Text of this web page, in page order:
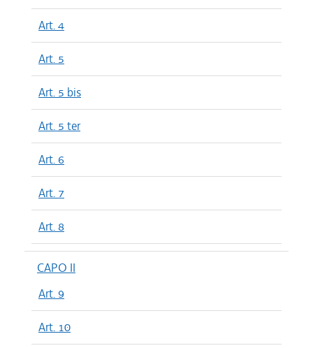
Art. 4
Art. 5
Art. 5 bis
Art. 5 ter
Art. 6
Art. 7
Art. 8
CAPO II
Art. 9
Art. 10